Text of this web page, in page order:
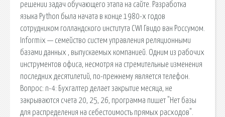
решении задач обучающего этапа на сайте. Разработка
языка Python была начата в конце 1980-х годов
сотрудником голландского института CWI Гвидо ван Россумом.
Informix — семейство систем управления реляционными
базами данных , выпускаемых компанией. Одним из рабочих
инструментов офиса, несмотря на стремительные изменения
последних десятилетий, по-прежнему является телефон.
Вопрос: n-4: Бухгалтер делает закрытие месяца, не
закрываются счета 20, 25, 26, программа пишет "Нет базы
для распределения на себестоимость прямых расходов".